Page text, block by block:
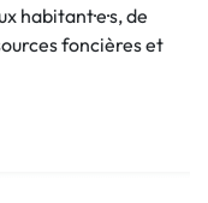
habitant·e·s, de
foncières et